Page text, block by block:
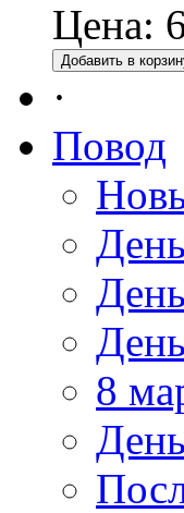
Цена:
Добавить в
·
Повод
8